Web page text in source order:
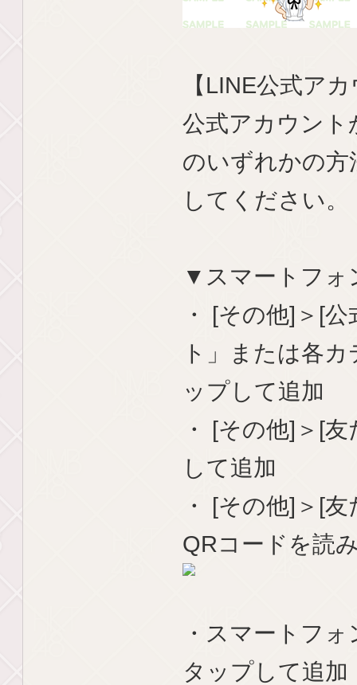
【LINE公式ア
公式アカウント
のいずれかの方
してください。
▼スマートフォ
・ [その他]＞[
ト」または各
ップして追加
・ [その他]＞[
して追加
・ [その他]＞[
QRコードを読
・スマートフ
タップして追加